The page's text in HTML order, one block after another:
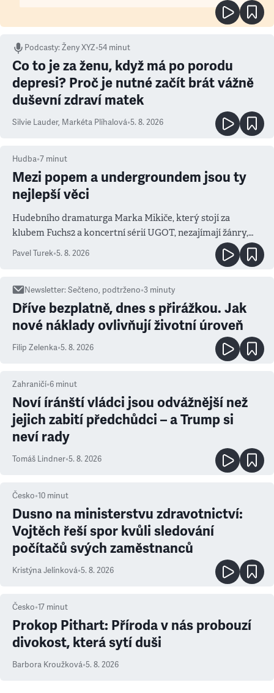
Podcasty:Ženy XYZ•54 minut
Co to je za ženu, když má po porodu
depresi? Proč je nutné začít brát vážně
duševní zdraví matek
Silvie Lauder, Markéta Plíhalová•5. 8. 2026
Hudba•7 minut
Mezi popem a undergroundem jsou ty
nejlepší věci
Hudebního dramaturga Marka Mikiče, který stojí za
klubem Fuchs2 a koncertní sérií UGOT, nezajímají žánry,
ale atmosféra
Pavel Turek•5. 8. 2026
Newsletter:Sečteno, podtrženo•3 minuty
Dříve bezplatně, dnes s přirážkou. Jak
nové náklady ovlivňují životní úroveň
Filip Zelenka•5. 8. 2026
Zahraničí•6 minut
Noví íránští vládci jsou odvážnější než
jejich zabití předchůdci – a Trump si
neví rady
Tomáš Lindner•5. 8. 2026
Česko•10 minut
Dusno na ministerstvu zdravotnictví:
Vojtěch řeší spor kvůli sledování
počítačů svých zaměstnanců
Kristýna Jelínková•5. 8. 2026
Česko•17 minut
Prokop Pithart: Příroda v nás probouzí
divokost, která sytí duši
Barbora Kroužková•5. 8. 2026